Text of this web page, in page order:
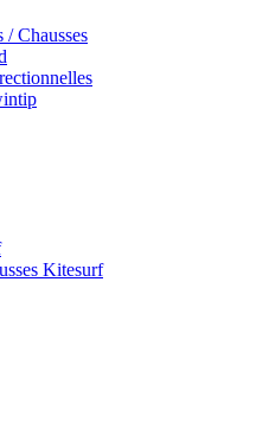
/ Chausses
Kitesurf